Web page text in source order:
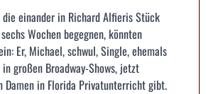
die einander in Richard Alfieris Stück
Wochen begegnen, könnten
Er, Michael, schwul, Single, ehemals
großen Broadway-Shows, jetzt
Damen in Florida Privatunterricht gibt.